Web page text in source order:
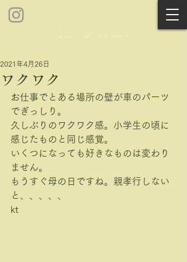
ワクワク
2021年4月26日
お仕事でとある場所の壁が車のパーツ
でぎっしり。
久しぶりのワクワク感。小学生の頃に
感じたものと同じ感覚。
いくつになっても好きなものは変わり
ません。
もうすぐ母の日ですね。親孝行しない
と、、、、、
kt